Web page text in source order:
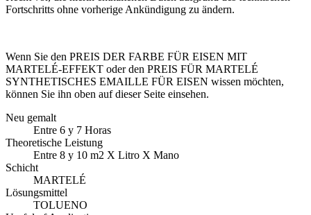
Fortschritts ohne vorherige Ankündigung zu ändern.
Wenn Sie den PREIS DER FARBE FÜR EISEN MIT
MARTELÉ-EFFEKT oder den PREIS FÜR MARTELÉ
SYNTHETISCHES EMAILLE FÜR EISEN wissen möchten,
können Sie ihn oben auf dieser Seite einsehen.
Neu gemalt
Entre 6 y 7 Horas
Theoretische Leistung
Entre 8 y 10 m2 X Litro X Mano
Schicht
MARTELÉ
Lösungsmittel
TOLUENO